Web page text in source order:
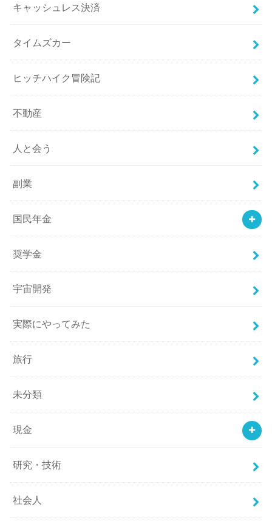
キャッシュレス決済
タイムズカー
ヒッチハイク冒険記
不動産
人と会う
副業
国民年金
奨学金
宇宙開発
実際にやってみた
旅行
未分類
現金
研究・技術
社会人